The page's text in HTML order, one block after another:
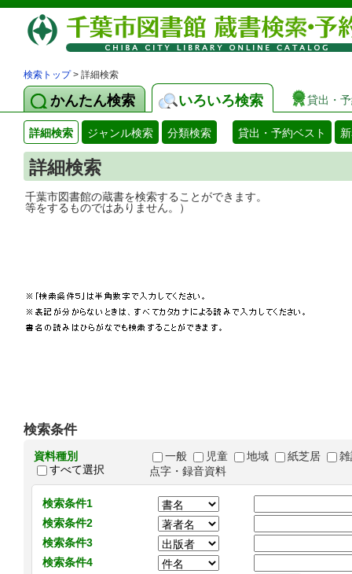
検索トップ> 詳細検索
かんたん検索 いろいろ検索 貸出・
詳細検索 ジャンル検索 分類検索 貸出・予約ベスト
詳細検索
千葉市図書館の蔵書を検索することがで
等をするものではありません。）
検索条件
資料種別
すべて選択
一般 児童 地域 紙芝居
点字・録音資料
検索条件1
検索条件2
検索条件3
検索条件4